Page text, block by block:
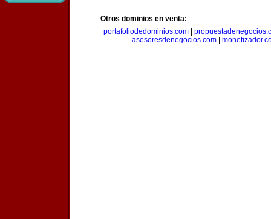
Otros dominios en venta:
portafoliodedominios.com|
asesoresdenegocios.com